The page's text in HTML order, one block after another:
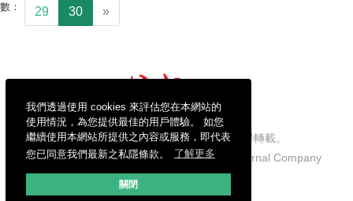
我們透過使用 cookies 來評估您在本網站的
使用情況，為您提供最佳的用戶體驗。 如您
繼續使用本網站所提供之內容或服務，即代表
您已同意我們最新之私隱條款。
了解更多
關閉
數：
29 30 »
信報財經新聞有限公司版權所有，不得轉載。
Copyright © 2026 Hong Kong Economic Journal Company
Limited. All rights reserved.